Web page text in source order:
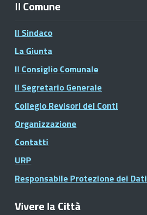
Il Comune
Il Sindaco
La Giunta
Il Consiglio Comunale
Il Segretario Generale
Collegio Revisori dei Conti
Organizzazione
Contatti
URP
Responsabile Protezione dei Dati
Vivere la Città